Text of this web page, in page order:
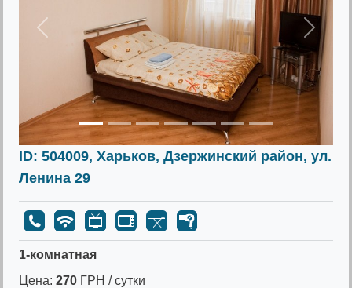
Предыдущее
ID: 504009, Харьков, Дзержинский район, ул.
Ленина 29
1-комнатная
Цена: 270 ГРН / сутки